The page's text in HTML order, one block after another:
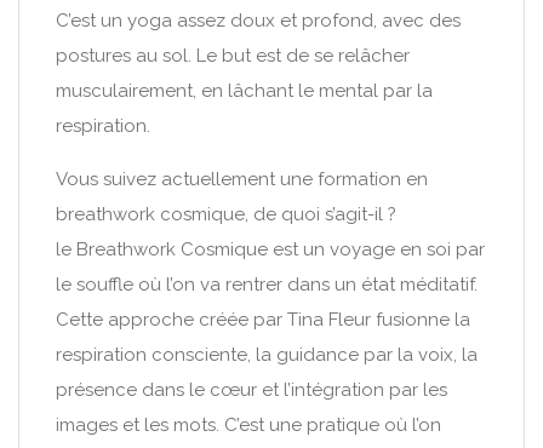
C’est un yoga assez doux et profond, avec des
postures au sol. Le but est de se relâcher
musculairement, en lâchant le mental par la
respiration.
Vous suivez actuellement une formation en
breathwork cosmique, de quoi s’agit-il ?
le Breathwork Cosmique est un voyage en soi par
le souffle où l’on va rentrer dans un état méditatif.
Cette approche créée par Tina Fleur fusionne la
respiration consciente, la guidance par la voix, la
présence dans le cœur et l’intégration par les
images et les mots. C’est une pratique où l’on